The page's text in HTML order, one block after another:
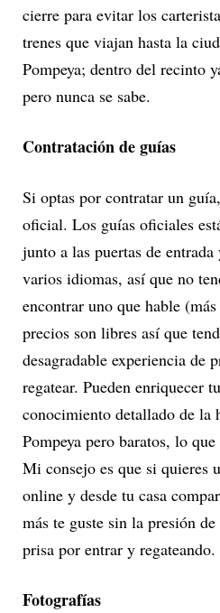
cierre para evitar los
trenes que viajan hasta la
Pompeya; dentro del recinto
pero nunca se sabe.
Contratación de guías
Si optas por contratar un
oficial. Los guías oficiales
junto a las puertas de
varios idiomas, así que no
encontrar uno que hable
precios son libres así que
desagradable experiencia de
regatear. Pueden enriquecer
conocimiento detallado de la
Pompeya pero baratos, lo
Mi consejo es que si quieres
online y desde tu casa
más te guste sin la presión
prisa por entrar y regateando.
Fotografías